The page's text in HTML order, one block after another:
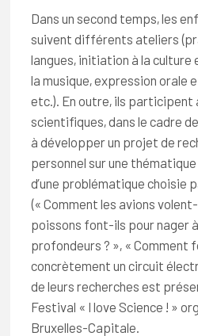
Dans un second temps, les
suivent différents ateliers
langues, initiation à la
la musique, expression orale
etc.). En outre, ils participent
scientifiques, dans le cadre
à développer un projet de
personnel sur une
d’une problématique choisie
(« Comment les avions
poissons font-ils pour nager
profondeurs ? », « Comment
concrètement un circuit
de leurs recherches est
Festival « I love Science ! »
Bruxelles-Capitale.